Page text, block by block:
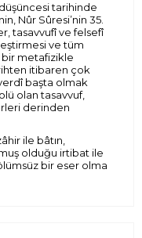
tarihinde
Nûr Sûresi’nin 35.
tasavvufî ve felsefî
ve tüm
bir metafizikle
itibaren çok
başta olmak
olan tasavvuf,
derinden
ile bâtın,
olduğu irtibat ile
bir eser olma